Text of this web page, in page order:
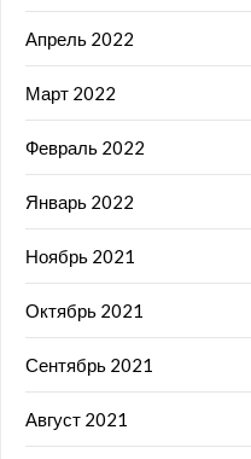
Апрель 2022
Март 2022
Февраль 2022
Январь 2022
Ноябрь 2021
Октябрь 2021
Сентябрь 2021
Август 2021